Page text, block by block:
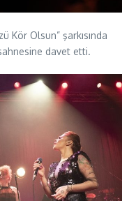
Kör Olsun” şarkısında
davet etti.